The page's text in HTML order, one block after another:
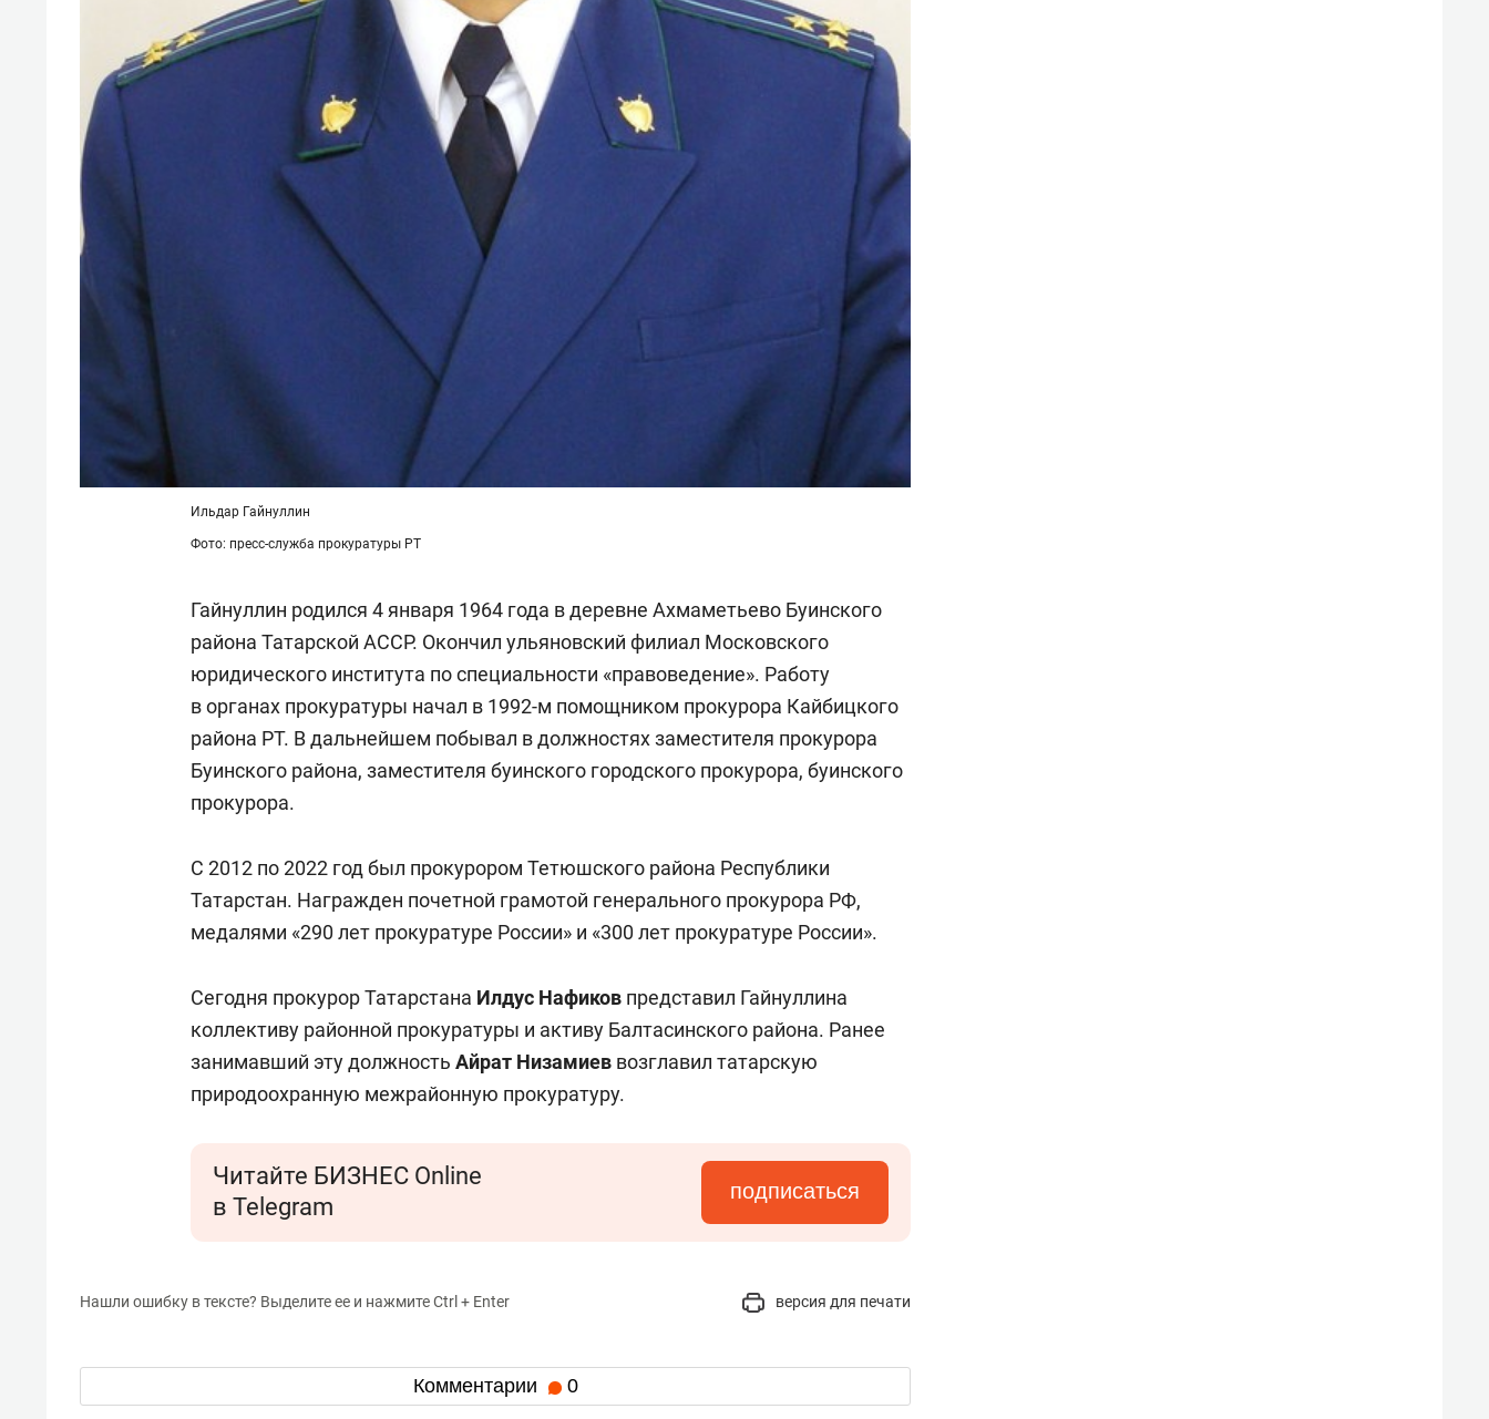
Ильдар Гайнуллин
Фото: пресс-служба прокуратуры РТ
Гайнуллин родился 4 января 1964 года в деревне Ахмаметьево Буинского
района Татарской АССР. Окончил ульяновский филиал Московского
юридического института по специальности «правоведение». Работу
в органах прокуратуры начал в 1992-м помощником прокурора Кайбицкого
района РТ. В дальнейшем побывал в должностях заместителя прокурора
Буинского района, заместителя буинского городского прокурора, буинского
прокурора.
С 2012 по 2022 год был прокурором Тетюшского района Республики
Татарстан. Награжден почетной грамотой генерального прокурора РФ,
медалями «290 лет прокуратуре России» и «300 лет прокуратуре России».
Сегодня прокурор Татарстана Илдус Нафиков представил Гайнуллина
коллективу районной прокуратуры и активу Балтасинского района. Ранее
занимавший эту должность Айрат Низамиев возглавил татарскую
природоохранную межрайонную прокуратуру.
Читайте БИЗНЕС Online
в Telegram
подписаться
Нашли ошибку в тексте? Выделите ее и нажмите Ctrl + Enter версия для печати
Комментарии 0